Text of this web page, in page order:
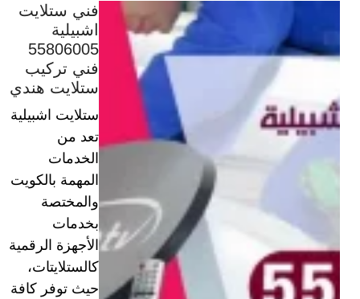
فني ستلايت
اشبيلية
55806005
فني تركيب
ستلايت هندي
ستلايت اشبيلية
تعد من
الخدمات
المهمة بالكويت
والمختصة
بخدمات
الأجهزة الرقمية
كالستلايتات،
حيث توفر كافة